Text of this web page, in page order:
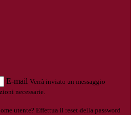
E-mail Verrà inviato un messaggio
necessarie.
utente? Effettua il reset della password